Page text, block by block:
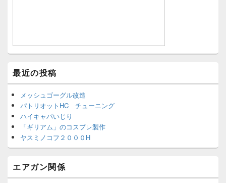
最近の投稿
メッシュゴーグル改造
パトリオットHC チューニング
ハイキャパいじり
「ギリアム」のコスプレ製作
ヤスミノコフ２０００H
エアガン関係